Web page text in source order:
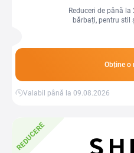
Reduceri de până
bărbați, pentru stil
Obține o
Valabil până la 09.08.2026
REDUCERE